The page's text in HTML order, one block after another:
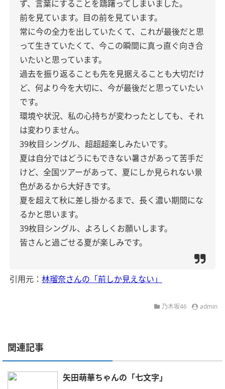
ず、言葉にすることを躊躇ってしまいました。
前を見ています。目の前を見ています。
常に今の全力を出していたくて、これが最後だと思
って生きていたくて、今この瞬間に真っ直ぐ向き合
いたいと思っています。
過去を振り返ることも先を見据えることも大切だけ
ど、何より今を大切に、今が最後だと思っていたい
です。
環境や状況、私の心持ちが変わったとしても、それ
は変わりません。
39枚目シングル、超超超楽しみたいです。
夏は自分ではどうにもできない暑さがあって苦手だ
けど、全国ツアーがあって、夏にしか見られない景
色があるから大好きです。
夏を超えて秋に差し掛かるまで、長く濃い期間にな
るかと思います。
39枚目シングル、よろしくお願いします。
皆さんと過ごせる夏が楽しみです。
引用元： 林瑠奈さんの「前しか見えない」
乃木坂46 admin
関連記事
矢田萌華ちゃんの「七文字」